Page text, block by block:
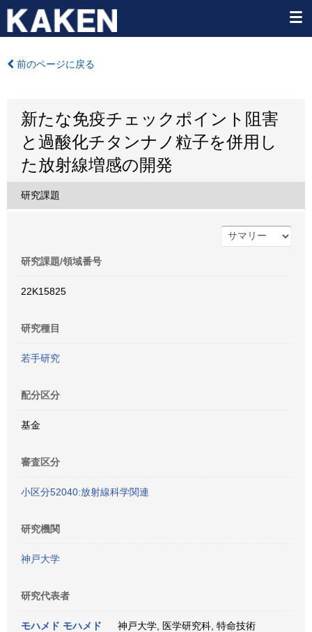
前のページに戻る
新たな免疫チェックポイント阻害
と過酸化チタンナノ粒子を併用し
た放射線増感の開発
研究課題
研究課題/領域番号
22K15825
研究種目
若手研究
配分区分
基金
審査区分
小区分52040:放射線科学関連
研究機関
神戸大学
研究代表者
モハメド モハメド
神戸大学, 医学研究科, 特命技術